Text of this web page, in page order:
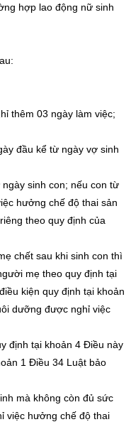
hợp lao động nữ sinh
thêm 03 ngày làm việc;
đầu kể từ ngày vợ sinh
sinh con; nếu con từ
hưởng chế độ thai sản
theo quy định của
chết sau khi sinh con thì
mẹ theo quy định tại
kiện quy định tại khoản
dưỡng được nghỉ việc
định tại khoản 4 Điều này
1 Điều 34 Luật bảo
mà không còn đủ sức
việc hưởng chế độ thai